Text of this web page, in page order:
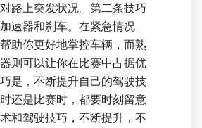
路上突发状况。第二条技巧
速器和刹车。在紧急情况
助你更好地掌控车辆，而熟
则可以让你在比赛中占据优
是，不断提升自己的驾驶技
还是比赛时，都要时刻留意
和驾驶技巧，不断提升，不